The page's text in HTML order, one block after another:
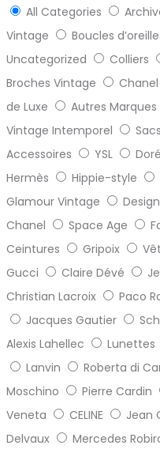
All Categories
Vintage
Boucles
Uncategorized
Colliers
Broches Vintage
Chanel
de Luxe
Autres Marques
Vintage Intemporel
Accessoires
YSL
Hermès
Hippie-style
Glamour Vintage
Design
Chanel
Space Age
Ceintures
Gripoix
Gucci
Claire Dévé
Christian Lacroix
Paco
Jacques Gautier
Alexis Lahellec
Lunettes
Lanvin
Roberta di
Moschino
Pierre Cardin
Veneta
CELINE Jean
Delvaux
Mercedes